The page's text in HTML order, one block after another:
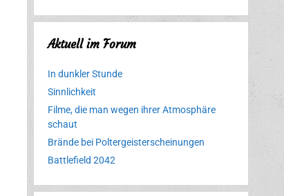
Aktuell im Forum
In dunkler Stunde
Sinnlichkeit
Filme, die man wegen ihrer Atmosphäre
schaut
Brände bei Poltergeisterscheinungen
Battlefield 2042